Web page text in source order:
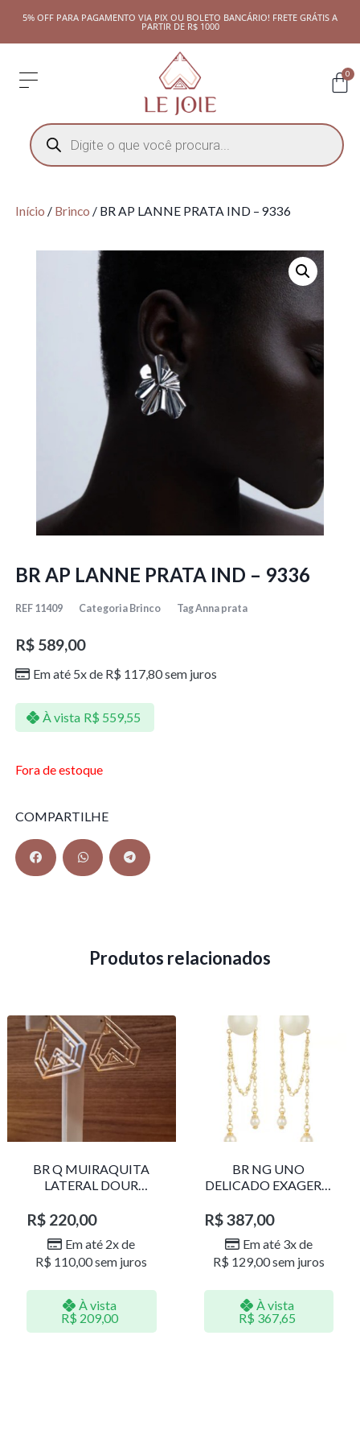
5% OFF PARA PAGAMENTO VIA PIX OU BOLETO BANCÁRIO! FRETE GRÁTIS A
PARTIR DE R$ 1000
0
Início / Brinco / BR AP LANNE PRATA IND – 9336
BR AP LANNE PRATA IND – 9336
REF 11409 Categoria Brinco TagAnna prata
R$589,00
Em até 5x de R$ 117,80sem juros
À vista R$ 559,55
Fora de estoque
COMPARTILHE
Produtos relacionados
BR Q MUIRAQUITA
LATERAL DOUR
R$ 220,00
Em até 2x de
R$ 110,00sem juros
À vista
R$ 209,00
BR NG UNO
DELICADO EXAGERO
R$387,00
Em até 3x de
R$ 129,00sem juros
À vista
R$ 367,65